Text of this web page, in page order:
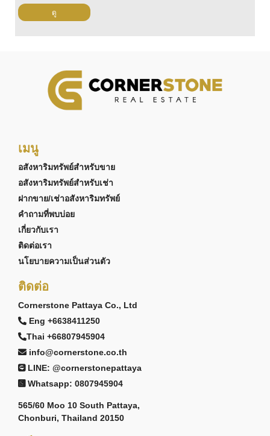
ดู
เมนู
อสังหาริมทรัพย์สำหรับขาย
อสังหาริมทรัพย์สำหรับเช่า
ฝากขาย/เช่าอสังหาริมทรัพย์
คำถามที่พบบ่อย
เกี่ยวกับเรา
ติดต่อเรา
นโยบายความเป็นส่วนตัว
ติดต่อ
Cornerstone Pattaya Co., Ltd
Eng +6638411250
Thai +66807945904
info@cornerstone.co.th
LINE: @cornerstonepattaya
Whatsapp: 0807945904
565/60 Moo 10 South Pattaya,
Chonburi, Thailand 20150